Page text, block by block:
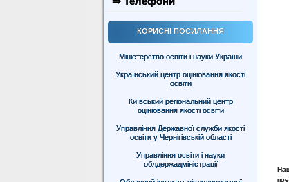
КОРИСНІ ПОСИЛАННЯ
Міністерство освіти і науки України
Український центр оцінювання якості
освіти
Київський регіональний центр
оцінювання якості освіти
Управління Державної служби якості
освіти у Чернігівській області
Управління освіти і науки
облдержадміністрації